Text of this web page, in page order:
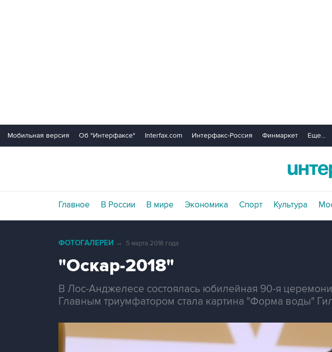
Мобильная версия Об "Интерфаксе" Interfax.com Интерфакс-Россия Финмаркет Еще...
Главное В России В мире Экономика Спорт Культура
ФОТОГАЛЕРЕИ → 5 марта 2018 года
"Оскар-2018"
В Лос-Анджелесе состоялась юбилейная 90-я
Главным триумфатором стала картина "Форма воды"